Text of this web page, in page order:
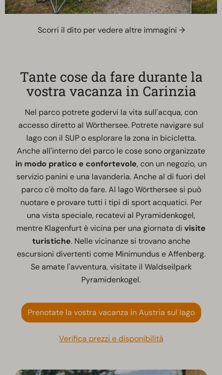
Scorri il dito per vedere altre immagini →
Tante cose da fare durante la
vostra vacanza in Carinzia
Nel parco potrete godervi la vita sull'acqua, con
accesso diretto al Wörthersee. Potrete navigare sul
lago con il SUP o esplorare la zona in bicicletta.
Anche all'interno del parco le cose sono organizzate
in modo pratico e confortevole, con un negozio, un
servizio panini e una lavanderia. Anche al di fuori del
parco c'è molto da fare. Al lago Wörthersee si può
nuotare e provare tutti i tipi di sport acquatici. Per
una vista speciale, recatevi al Pyramidenkogel,
mentre Klagenfurt è vicina per una giornata di visite
turistiche. Nelle vicinanze si trovano anche
escursioni divertenti come Minimundus e Affenberg.
Se amate l'avventura, visitate il Waldseilpark
Pyramidenkogel.
Prenotate la vostra vacanza in Austria sul lago
Verifica prezzi e disponibilità